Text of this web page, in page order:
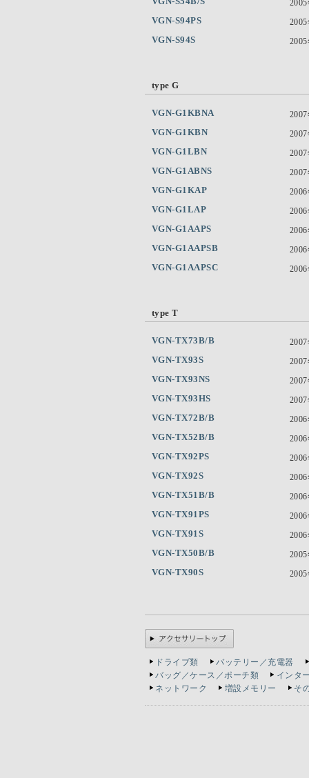
VGN-S94PS
VGN-S94S
type G
VGN-G1KBNA
VGN-G1KBN
VGN-G1LBN
VGN-G1ABNS
VGN-G1KAP
VGN-G1LAP
VGN-G1AAPS
VGN-G1AAPSB
VGN-G1AAPSC
type T
VGN-TX73B/B
VGN-TX93S
VGN-TX93NS
VGN-TX93HS
VGN-TX72B/B
VGN-TX52B/B
VGN-TX92PS
VGN-TX92S
VGN-TX51B/B
VGN-TX91PS
VGN-TX91S
VGN-TX50B/B
VGN-TX90S
ドライブ類 バッテリー／充電器
バッグ／ケース／ポーチ類
インタ
ネットワーク
増設メモリー そ